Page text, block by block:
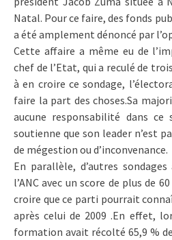
Natal. Pour ce faire, des fonds
a été amplement dénoncé par
Cette affaire a même eu de
chef de l’Etat, qui a reculé de
à en croire ce sondage,
faire la part des choses.Sa
aucune responsabilité dans ce
soutienne que son leader n’est
de mégestion ou d’inconvenance.
En parallèle, d’autres
l’ANC avec un score de plus de
croire que ce parti pourrait
après celui de 2009 .En effet,
formation avait récolté 65,9 %